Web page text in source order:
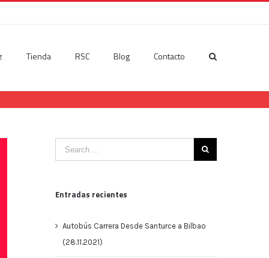
Tienda RSC Blog Contacto
Entradas recientes
Autobús Carrera Desde Santurce a Bilbao
(28.11.2021)